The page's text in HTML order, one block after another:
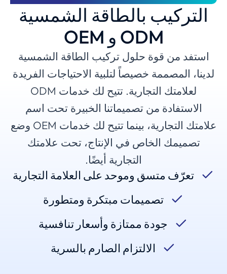
التركيب بالطاقة الشمسية
ODM و OEM
استفد من قوة حلول تركيب الطاقة الشمسية
لدينا، المصممة خصيصاً لتلبية الاحتياجات الفريدة
لعلامتك التجارية. تتيح لك خدمات ODM
الاستفادة من تصميماتنا الخبيرة تحت اسم
علامتك التجارية، بينما تتيح لك خدمات OEM وضع
تصميمك الخاص في الإنتاج، تحت علامتك
التجارية أيضًا.
تعرّف متسق وموحد على العلامة التجارية
تصميمات مبتكرة ومتطورة
جودة ممتازة وأسعار تنافسية
الالتزام الصارم بالسرية